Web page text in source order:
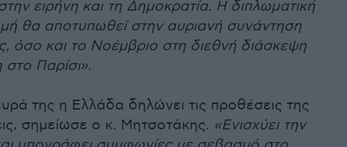
ειρήνη και τη Δημοκρατία. Η διπλωματική
θα αποτυπωθεί στην αυριανή συνάντηση
όσο και το Νοέμβριο στη διεθνή διάσκεψη
στο Παρίσι».
της η Ελλάδα δηλώνει τις προθέσεις της
σημείωσε ο κ. Μητσοτάκης. «Ενισχύει την